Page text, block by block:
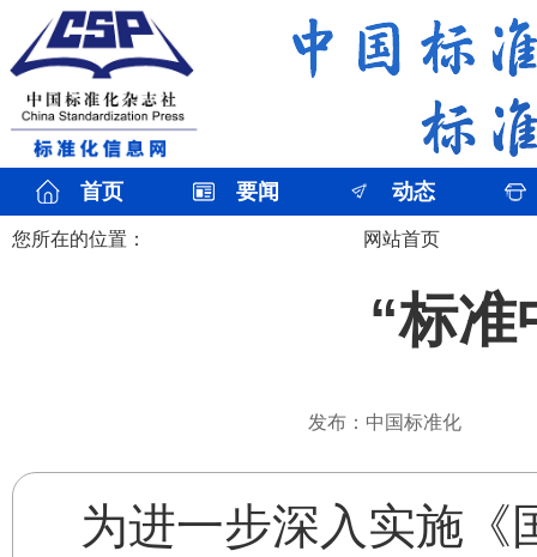
首页 要闻 动态
您所在的位置： 网站首页
“标准
发布：中国标准化
为进一步深入实施《